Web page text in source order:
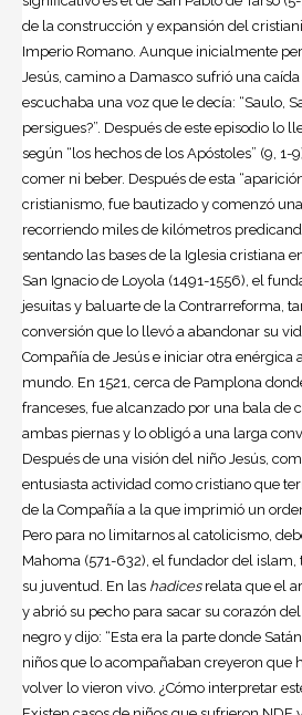
de la construcción y expansión del
Imperio Romano. Aunque inicialmente
Jesús, camino a Damasco sufrió una
escuchaba una voz que le decía: “Saulo,
persigues?”. Después de este episodio lo
según “los hechos de los Apóstoles” (9, 1-
comer ni beber. Después de esta
cristianismo, fue bautizado y comenzó
recorriendo miles de kilómetros
sentando las bases de la Iglesia cristiana
San Ignacio de Loyola (1491-1556), el
jesuitas y baluarte de la Contrarreforma,
conversión que lo llevó a abandonar su
Compañía de Jesús e iniciar otra
mundo. En 1521, cerca de Pamplona
franceses, fue alcanzado por una bala de
ambas piernas y lo obligó a una larga
Después de una visión del niño Jesús,
entusiasta actividad como cristiano que
de la Compañía a la que imprimió un
Pero para no limitarnos al catolicismo,
Mahoma (571-632), el fundador del
su juventud. En las hadicesrelata que el
y abrió su pecho para sacar su corazón
negro y dijo: “Esta era la parte donde
niños que lo acompañaban creyeron que
volver lo vieron vivo. ¿Cómo interpretar